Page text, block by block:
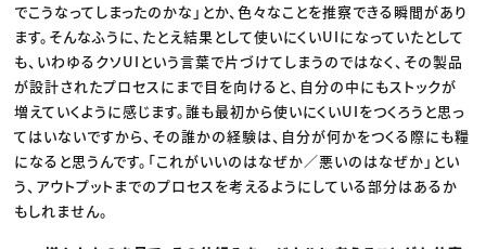
でこうなってしまったのかな」とか、色々なことを推察できる瞬間があり
ます。そんなふうに、たとえ結果として使いにくいUIになっていたとして
も、いわゆるクソUIという言葉で片づけてしまうのではなく、その製品
が設計されたプロセスにまで目を向けると、自分の中にもストックが
増えていくように感じます。誰も最初から使いにくいUIをつくろうと思っ
てはいないですから、その誰かの経験は、自分が何かをつくる際にも糧
になると思うんです。「これがいいのはなぜか／悪いのはなぜか」とい
う、アウトプットまでのプロセスを考えるようにしている部分はあるか
もしれません。